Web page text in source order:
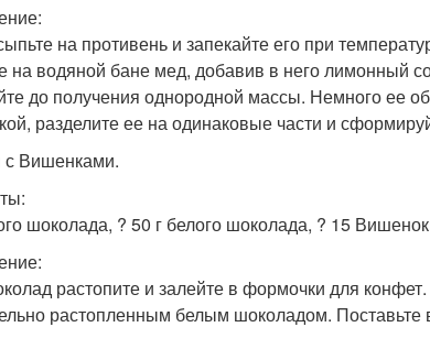
на противень и запекайте его при
на водяной бане мед, добавив в него лимонный
до получения однородной массы. Немного ее
разделите ее на одинаковые части и
с Вишенками.
шоколада, ? 50 г белого шоколада, ? 15
растопите и залейте в формочки для
растопленным белым шоколадом. Поставьте